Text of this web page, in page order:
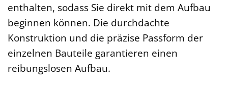
enthalten, sodass Sie direkt mit dem Aufbau
beginnen können. Die durchdachte
Konstruktion und die präzise Passform der
einzelnen Bauteile garantieren einen
reibungslosen Aufbau.